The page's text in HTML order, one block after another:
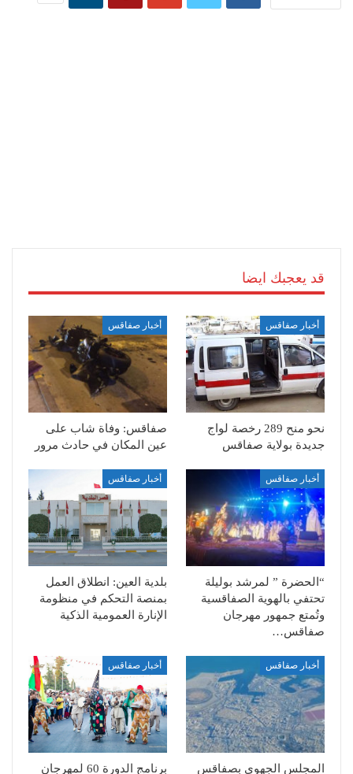
قد يعجبك ايضا
أخبار صفاقس
نحو منح 289 رخصة لواج
جديدة بولاية صفاقس
أخبار صفاقس
صفاقس: وفاة شاب على
عين المكان في حادث مرور
أخبار صفاقس
“الحضرة ” لمرشد بوليلة
تحتفي بالهوية الصفاقسية
وتُمتع جمهور مهرجان
صفاقس…
أخبار صفاقس
بلدية العين: انطلاق العمل
بمنصة التحكم في منظومة
الإنارة العمومية الذكية
أخبار صفاقس
المجلس الجهوي بصفاقس
أخبار صفاقس
برنامج الدورة 60 لمهرجان